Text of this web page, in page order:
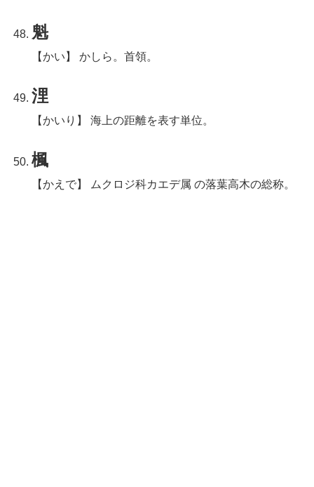
魁
【かい】 かしら。首領。
浬
【かいり】 海上の距離を表す単位。
楓
【かえで】 ムクロジ科カエデ属 の落葉高木の総称。